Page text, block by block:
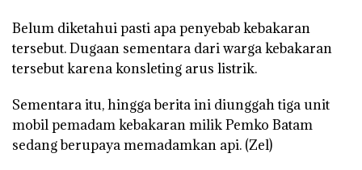
Belum diketahui pasti apa penyebab kebakaran
tersebut. Dugaan sementara dari warga kebakaran
tersebut karena konsleting arus listrik.
Sementara itu, hingga berita ini diunggah tiga unit
mobil pemadam kebakaran milik Pemko Batam
sedang berupaya memadamkan api. (Zel)